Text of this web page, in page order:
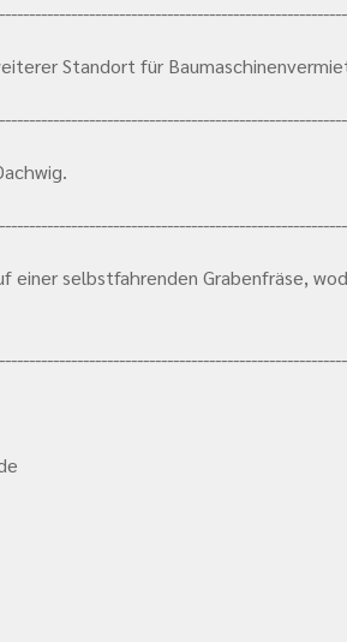
Standort für
einer selbstfahrenden Grabenfräse,